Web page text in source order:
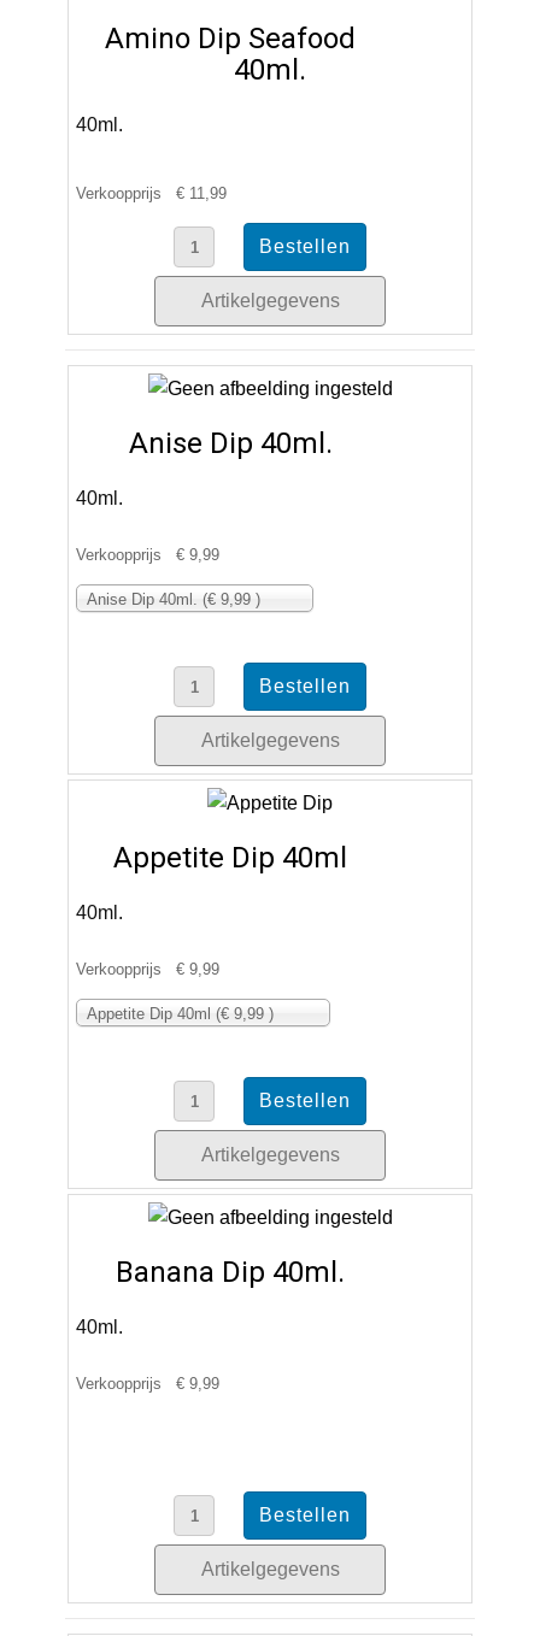
Amino Dip Seafood
40ml.
40ml.
Verkoopprijs € 11,99
Artikelgegevens
Anise Dip 40ml.
40ml.
Verkoopprijs € 9,99
Anise Dip 40ml. (€ 9,99 )
Artikelgegevens
Appetite Dip 40ml
40ml.
Verkoopprijs € 9,99
Appetite Dip 40ml (€ 9,99 )
Artikelgegevens
Banana Dip 40ml.
40ml.
Verkoopprijs € 9,99
Artikelgegevens